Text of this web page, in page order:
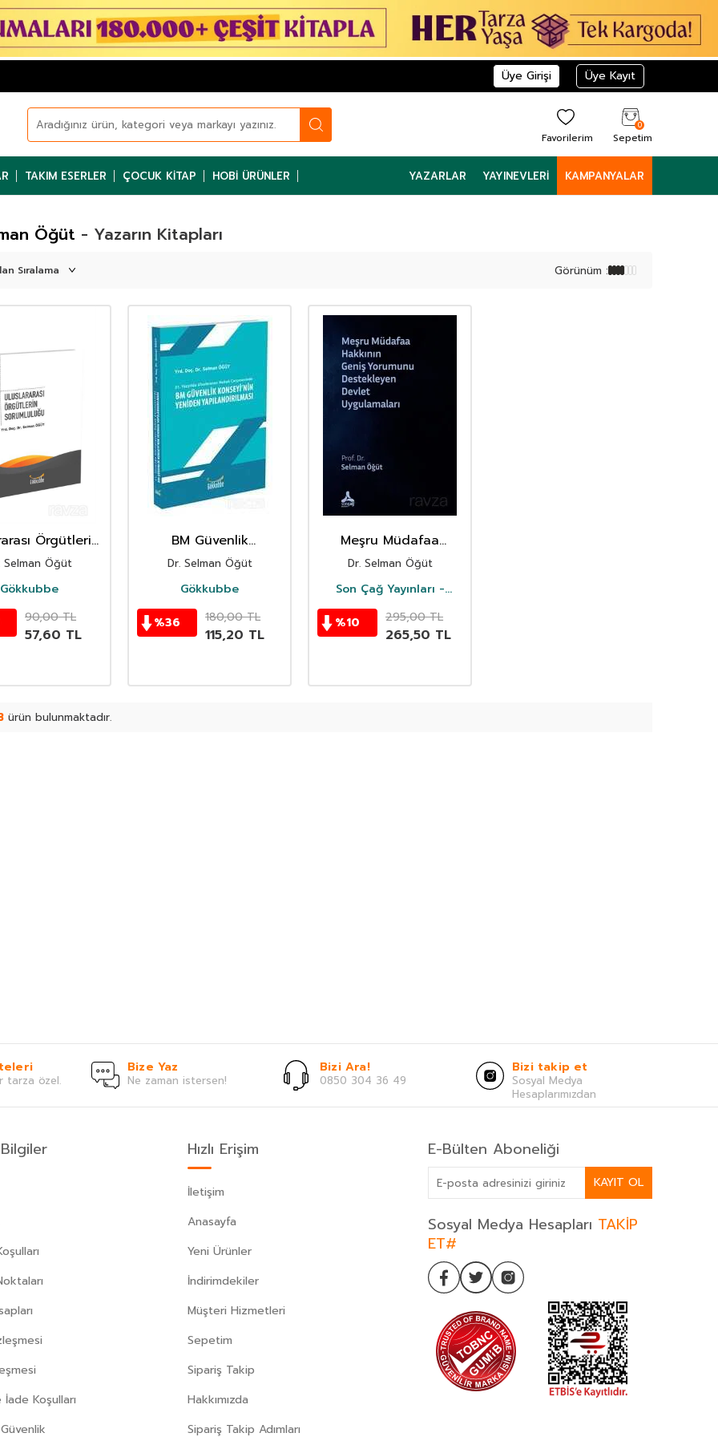
Üye Girişi Üye Kayıt
Favorilerim
0
Sepetim
TAKIM ESERLER ÇOCUK KITAP HOBI ÜRÜNLER YAZARLAR YAYINEVLERI KAMPANYALAR
- Yazarın Kitapları
Öğüt
Görünüm :
Örgütlerin
Selman Öğüt
Gökkubbe
90,00TL
57,60 TL
BM Güvenlik
Konseyi'nin Yeniden
Yapılandırılması
Dr. Selman Öğüt
Gökkubbe
%36 180,00TL
115,20 TL
Meşru Müdafaa
Hakkının Geniş
Yorumunu
Destekleyen Devlet
Uygulamaları
Dr. Selman Öğüt
Son Çağ Yayınları -
%10 295,00TL
265,50 TL
ürün bulunmaktadır.
tarza özel.
Bize Yaz
Ne zaman istersen!
Bizi Ara!
0850 304 36 49
Bizi takip et
Sosyal Medya
Hesaplarımızdan
Koşulları
Hızlı Erişim
İletişim
Anasayfa
Yeni Ürünler
İndirimdekiler
Müşteri Hizmetleri
Sepetim
Sipariş Takip
Hakkımızda
Sipariş Takip Adımları
E-Bülten Aboneliği
KAYIT OL
Sosyal Medya Hesapları TAKİP
ET#